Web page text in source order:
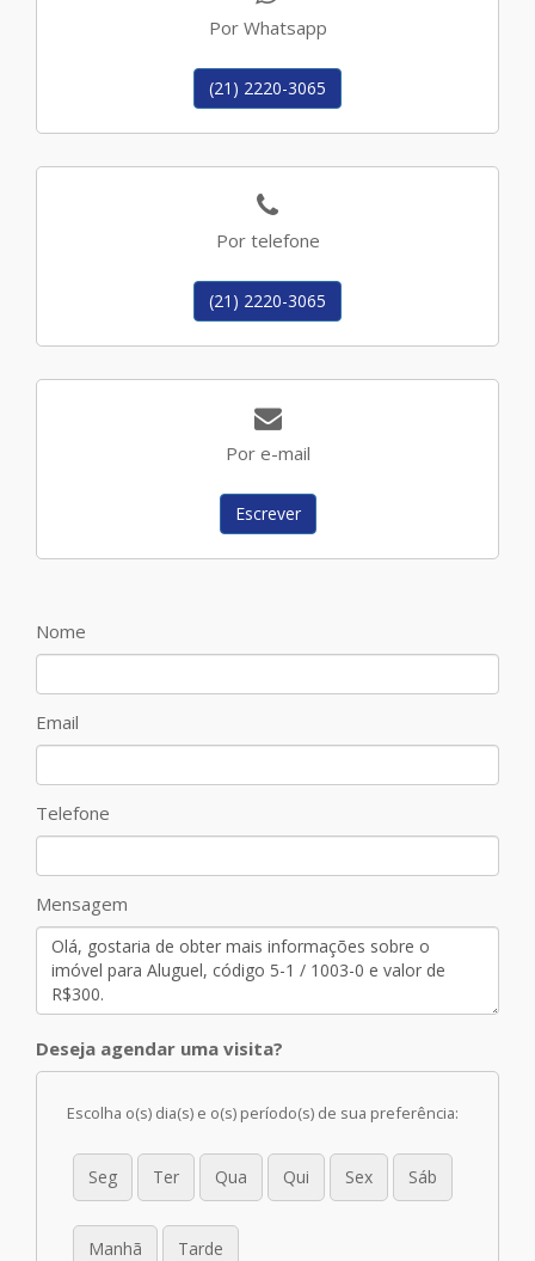
Por Whatsapp
(21) 2220-3065
Por telefone
(21) 2220-3065
Por e-mail
Escrever
Nome
Email
Telefone
Mensagem
Deseja agendar uma visita?
Escolha o(s) dia(s) e o(s) período(s) de sua preferência:
Seg Ter Qua Qui Sex Sáb
Manhã Tarde